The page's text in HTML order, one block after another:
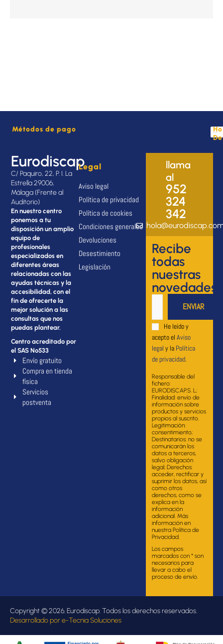
Métodos de pago
Eurodiscap
C/ Paquiro, 22, P. I. La
Estrella 29006,
Málaga (Frente al
Auditorio)
En nuestro centro
ponemos a tu
disposición un amplio
equipo de
profesionales
especializados en
diferentes áreas
relacionadas con las
ayudas técnicas y la
accesibilidad, con el
fin de ofrecerte la
mejor solución a las
consultas que nos
puedas plantear.
Centro acreditado por
el SAS Nº533
Envío gratuito
Compra en tienda
física
Servicios
postventa
Legal
Aviso legal
Política de privacidad
Política de cookies
Condiciones generales
Devoluciones
Desestimiento
Legislación
llama
al
952
324
342
Recibe
todas
nuestras
novedades
He leido y
acepto el Aviso
legal y la Política
de privacidad.
Responsable del
fichero:
EURODISCAP.S. L;
Finalidad: envío de
información sobre
productos y servicios
propios al suscrito.
Legitimación:
consentimiento;
Destinatarios: no se
comunicarán los
datos a terceros,
salvo obligación
legal; Derechos:
acceder, rectificar y
suprimir los datos, así
como otros
derechos, como se
explica en la
información
adicional. Más
información en
nuestra Política de
Privacidad.
Los campos
marcados con * son
necesarios para
llevar a cabo el
proceso de envío.
Copyright © 2026. Eurodiscap. Todos los derechos reservados.
Desarrollado pore-Tecnia Soluciones